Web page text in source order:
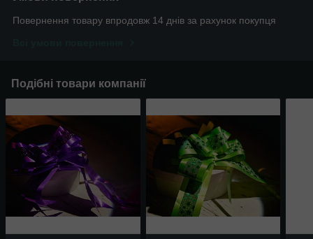
Повернення товару впродовж 14 днів за рахунок покупця
Подібні товари компанії